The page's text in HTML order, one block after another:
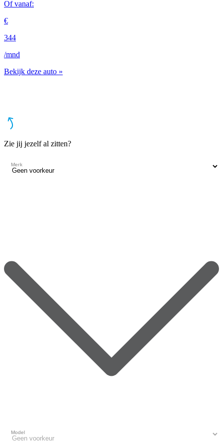
Of vanaf:
€
344
/mnd
Bekijk deze auto »
Zie jij jezelf al zitten?
Merk
Model